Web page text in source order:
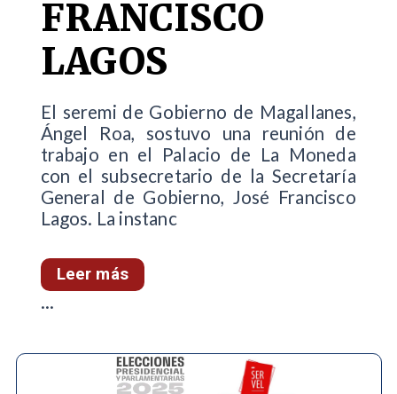
FRANCISCO
LAGOS
El seremi de Gobierno de Magallanes,
Ángel Roa, sostuvo una reunión de
trabajo en el Palacio de La Moneda
con el subsecretario de la Secretaría
General de Gobierno, José Francisco
Lagos. La instanc
Leer más
...